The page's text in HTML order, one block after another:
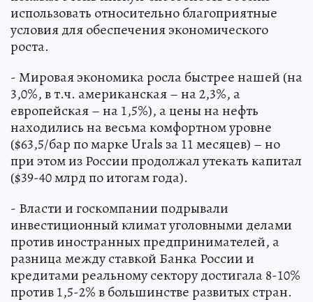
использовать относительно благоприятные
условия для обеспечения экономического
роста.
- Мировая экономика росла быстрее нашей (на
3,0%, в т.ч. американская – на 2,3%, а
европейская – на 1,5%), а цены на нефть
находились на весьма комфортном уровне
($63,5/бар по марке Urals за 11 месяцев) – но
при этом из России продолжал утекать капитал
($39-40 млрд по итогам года).
- Власти и госкомпании подрывали
инвестиционный климат уголовными делами
против иностранных предпринимателей, а
разница между ставкой Банка России и
кредитами реальному сектору достигала 8-10%
против 1,5-2% в большинстве развитых стран.